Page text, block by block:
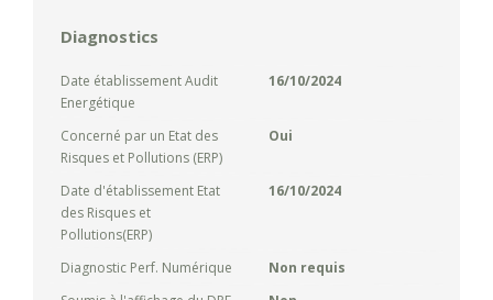
Diagnostics
Date établissement Audit
Energétique
16/10/2024
Concerné par un Etat des
Risques et Pollutions (ERP)
Oui
Date d'établissement Etat
des Risques et
Pollutions(ERP)
16/10/2024
Diagnostic Perf. Numérique
Non requis